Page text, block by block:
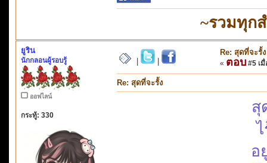
~รวมทุก
ยูริน
นักกลอนผู้รอบรู้
ออฟไลน์
กระทู้: 330
Re: สุดที่จะรั้ง
« ตอบ #5 เมื่
Re: สุดที่จะรั้ง
สุ
อ